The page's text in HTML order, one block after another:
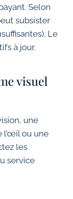
Selon
subsister
Le
à jour.
visuel
une
l’œil ou une
les
service